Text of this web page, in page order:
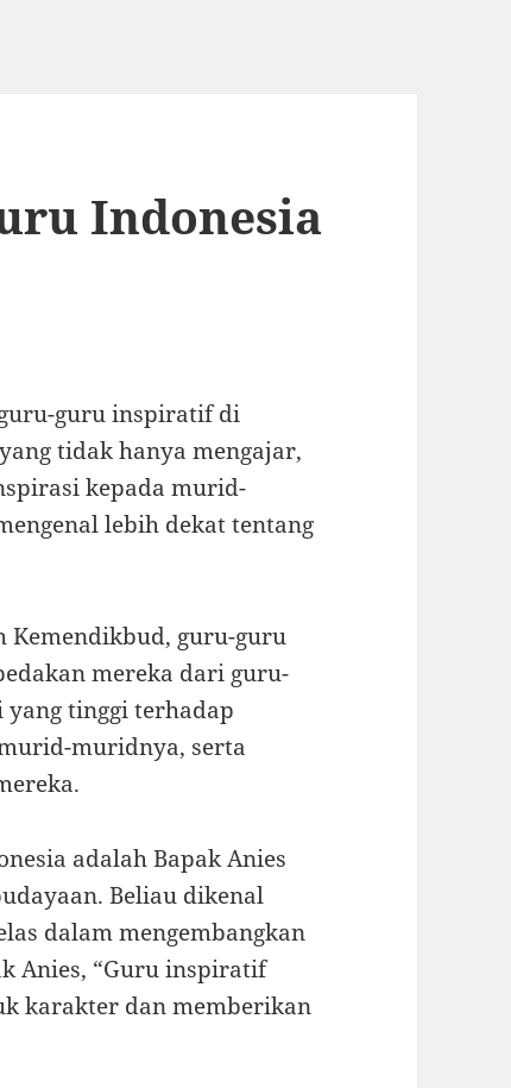
Indonesia
guru inspiratif di
tidak hanya mengajar,
kepada murid-
lebih dekat tentang
guru-guru
mereka dari guru-
tinggi terhadap
muridnya, serta
adalah Bapak Anies
Beliau dikenal
dalam mengembangkan
Anies, “Guru inspiratif
karakter dan memberikan